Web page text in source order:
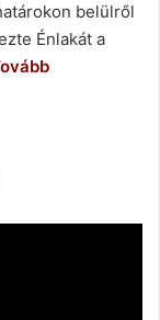
belülről
Énlakát a